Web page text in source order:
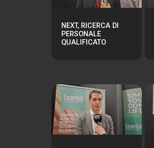
NEXT, RICERCA DI
PERSONALE
QUALIFICATO